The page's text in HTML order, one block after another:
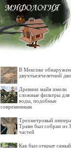
В Мексике обнаружен
двухтысячелетний
Древние майя имели
сложные фильтры для
воды, подобные
современным
Трехметровый
Траян был собран из
частей
Как был открыт самый